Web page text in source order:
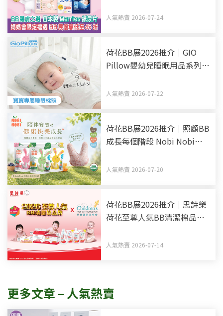
45折
人氣熱賣 2026-07-24
荷花BB展2026推介｜GIO
Pillow嬰幼兒睡眠用品系列
呵護BB睡眠
人氣熱賣 2026-07-22
荷花BB展2026推介｜照顧BB
成長每個階段 Nobi Nobi
之選
人氣熱賣 2026-07-20
荷花BB展2026推介｜思詩樂
荷花至尊人氣BB清潔棉品牌
樂
人氣熱賣 2026-07-14
更多文章 – 人氣熱賣